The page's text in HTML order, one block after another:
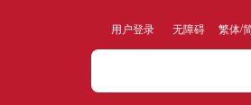
用户登录 无障碍 繁体/